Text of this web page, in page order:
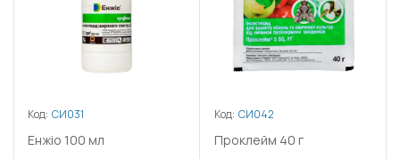
Код: СИ031
Енжіо 100 мл
Код: СИ042
Проклейм 40 г